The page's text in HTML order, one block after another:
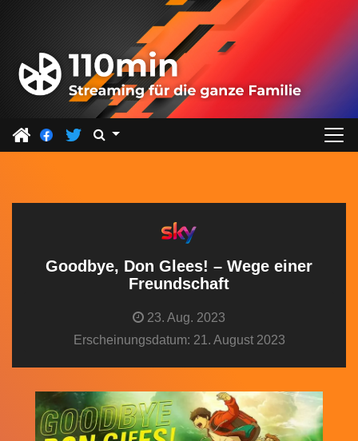
Goodbye, Don Glees! – Wege einer
Freundschaft
23. Aug. 2023
Erscheinungsdatum: 21. August 2023